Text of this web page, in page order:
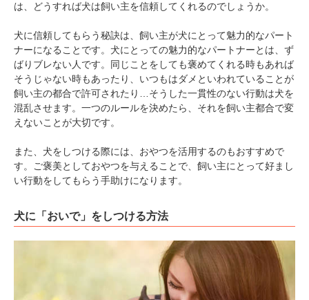
は、どうすれば犬は飼い主を信頼してくれるのでしょうか。
犬に信頼してもらう秘訣は、飼い主が犬にとって魅力的なパート
ナーになることです。犬にとっての魅力的なパートナーとは、ず
ばりブレない人です。同じことをしても褒めてくれる時もあれば
そうじゃない時もあったり、いつもはダメといわれていることが
飼い主の都合で許可されたり…そうした一貫性のない行動は犬を
混乱させます。一つのルールを決めたら、それを飼い主都合で変
えないことが大切です。
また、犬をしつける際には、おやつを活用するのもおすすめで
す。ご褒美としておやつを与えることで、飼い主にとって好まし
い行動をしてもらう手助けになります。
犬に「おいで」をしつける方法
pecocats
アプリで開く